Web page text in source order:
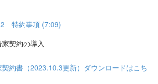
特約事項 (7:09)
契約の導入
契約書（2023.10.3更新）ダウンロードはこち